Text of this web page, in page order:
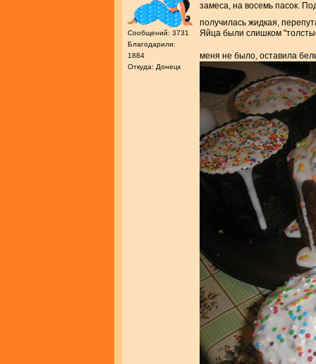
Сообщений: 3731
Благодарили:
1884
Откуда: Донецк
замеса, на восемь пасок.
получилась жидкая,
Яйца были слишком
меня не было, оставила